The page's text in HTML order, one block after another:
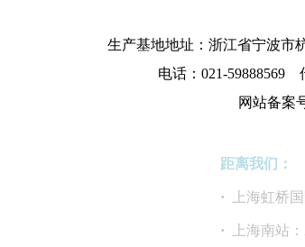
生产基地地址：浙江省宁波
电话：021-59888569
网站备案
距离我们：
· 上海
· 上